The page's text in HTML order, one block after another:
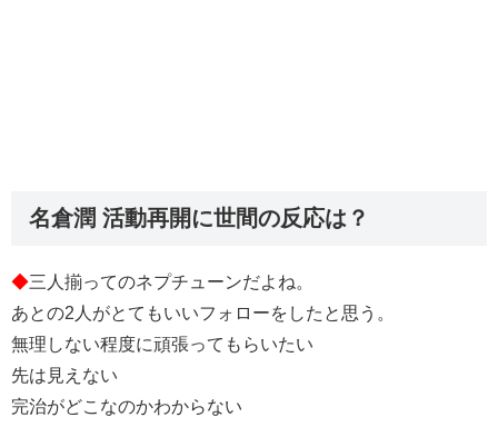
名倉潤 活動再開に世間の反応は？
◆三人揃ってのネプチューンだよね。
あとの2人がとてもいいフォローをしたと思う。
無理しない程度に頑張ってもらいたい
先は見えない
完治がどこなのかわからない